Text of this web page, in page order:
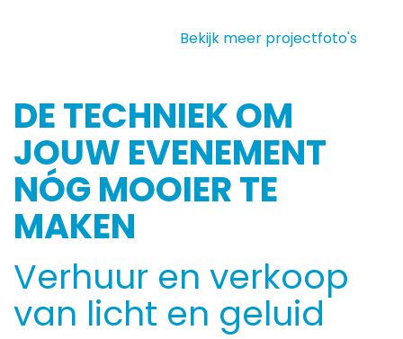
Bekijk meer projectfoto's
DE TECHNIEK OM
JOUW EVENEMENT
NÓG MOOIER TE
MAKEN
Verhuur en verkoop
van licht en geluid